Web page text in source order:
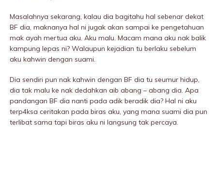
Masalahnya sekarang, kalau dia bagitahu hal sebenar dekat
BF dia, maknanya hal ni jugak akan sampai ke pengetahuan
mak ayah mertua aku. Aku malu. Macam mana aku nak balik
kampung lepas ni? Walaupun kejadian tu berlaku sebelum
aku kahwin dengan suami.
Dia sendiri pun nak kahwin dengan BF dia tu seumur hidup,
dia tak malu ke nak dedahkan aib abang – abang dia. Apa
pandangan BF dia nanti pada adik beradik dia? Hal ni aku
terp4ksa ceritakan pada biras aku, yang mana suami dia pun
terlibat sama tapi biras aku ni langsung tak percaya.